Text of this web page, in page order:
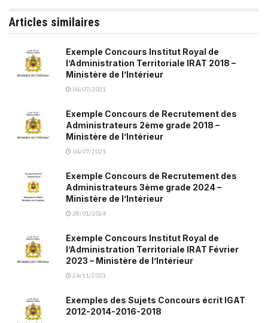
Articles similaires
Exemple Concours Institut Royal de
l’Administration Territoriale IRAT 2018 –
Ministère de l’Intérieur
04/07/2021
Exemple Concours de Recrutement des
Administrateurs 2ème grade 2018 –
Ministère de l’Intérieur
04/07/2021
Exemple Concours de Recrutement des
Administrateurs 3ème grade 2024 –
Ministère de l’Intérieur
28/01/2024
Exemple Concours Institut Royal de
l’Administration Territoriale IRAT Février
2023 – Ministère de l’Intérieur
24/11/2023
Exemples des Sujets Concours écrit IGAT
2012-2014-2016-2018